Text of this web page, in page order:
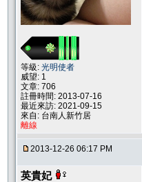
等級: 光明使者
威望: 1
文章: 706
註冊時間: 2013-07-16
最近來訪: 2021-09-15
來自: 台南人新竹居
離線
2013-12-26 06:17 PM
英貴妃